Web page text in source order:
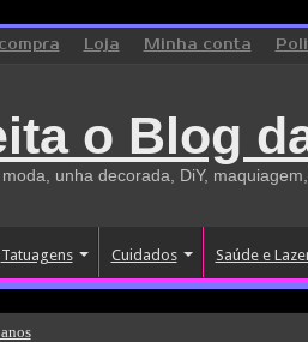
Loja Minha conta
o Blog
unha decorada, DiY,
Tatuagens Cuidados Saúde e